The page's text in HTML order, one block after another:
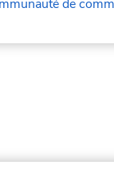
de